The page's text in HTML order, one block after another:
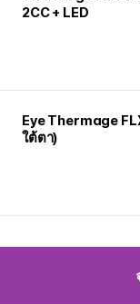
2CC + LED
Eye Thermage
ใต้ตา)